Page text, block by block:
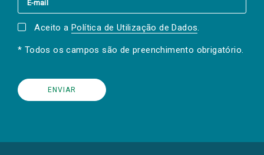
Aceito a Política de Utilização de Dados.
* Todos os campos são de preenchimento obrigatório.